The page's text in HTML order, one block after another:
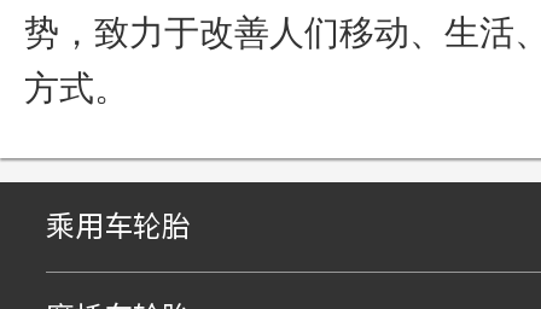
势，致力于改善人们移动、生活
方式。
乘用车轮胎